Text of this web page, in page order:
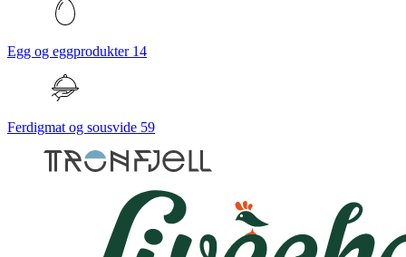
Egg og eggprodukter 14
Ferdigmat og sousvide 59